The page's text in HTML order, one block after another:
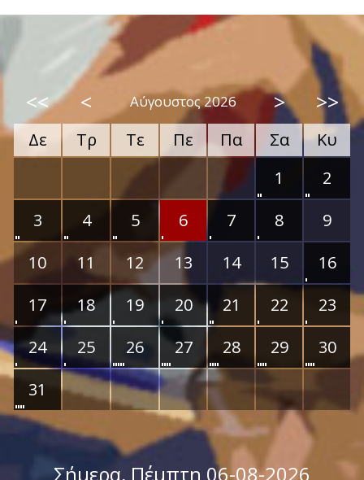
<< < Αύγουστος 2026 > >>
Δε Τρ Τε Πε Πα Σα
Κυ
1
2
3
4 5 6 7 8
9
10
11 12 13 14 15
16
17
18 19 20 21 22
23
24
25 26 27 28 29
30
31
Σήμερα, Πέμπτη 06-08-2026